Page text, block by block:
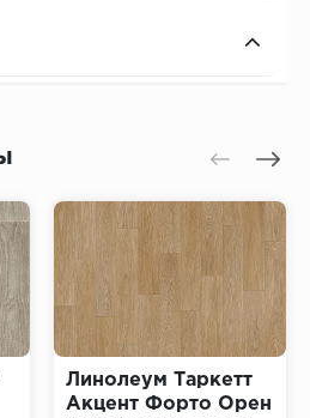
Линолеум Таркетт
Акцент Форто Орен